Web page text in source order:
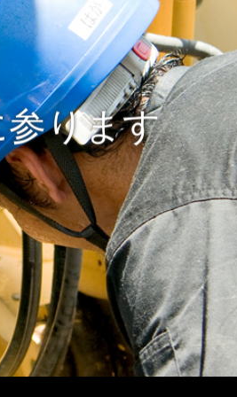
ります